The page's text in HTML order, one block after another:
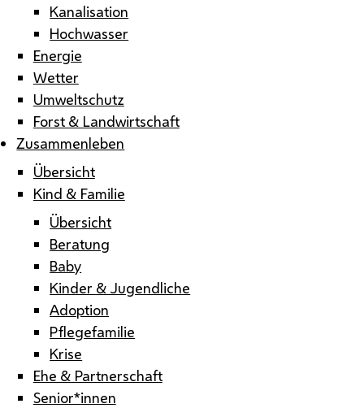
Kanalisation
Hochwasser
Energie
Wetter
Umweltschutz
Forst & Landwirtschaft
Zusammenleben
Übersicht
Kind & Familie
Übersicht
Beratung
Baby
Kinder & Jugendliche
Adoption
Pflegefamilie
Krise
Ehe & Partnerschaft
Senior*innen